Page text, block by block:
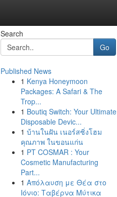
Search
Go
Published News
1 Kenya Honeymoon
Packages: A Safari & The
Trop...
1 Boutiq Switch: Your Ultimate
Disposable Devic...
1 บ้านในฝัน เนอร์สซิ่งโฮม
คุณภาพ ในขอนแก่น
1 PT COSMAR : Your
Cosmetic Manufacturing
Part...
1 Απόλαυση με Θέα στο
Ιόνιο: Ταβέρνα Μύτικα